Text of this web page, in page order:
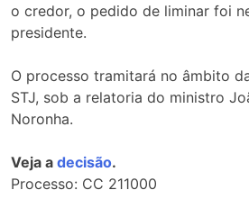
o credor, o pedido de liminar foi
presidente.
O processo tramitará no âmbito
STJ, sob a relatoria do ministro
Noronha.
Veja a decisão.
Processo: CC 211000